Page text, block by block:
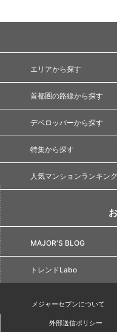
エリアから探す
首都圏の路線から探す
デベロッパーから探す
特集から探す
人気マンションランキング
MAJOR'S BLOG
トレンドLabo
メジャーセブンについて
外部送信ポリシー